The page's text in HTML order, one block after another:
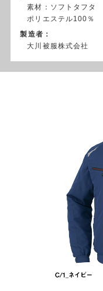
素材：ソフトタフタ
ポリエステル100％
製造者：
大川被服株式会社